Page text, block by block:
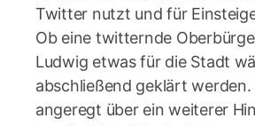
Twitter nutzt und für
Ob eine twitternde
Ludwig etwas für die Stadt
abschließend geklärt
angeregt über ein weiterer